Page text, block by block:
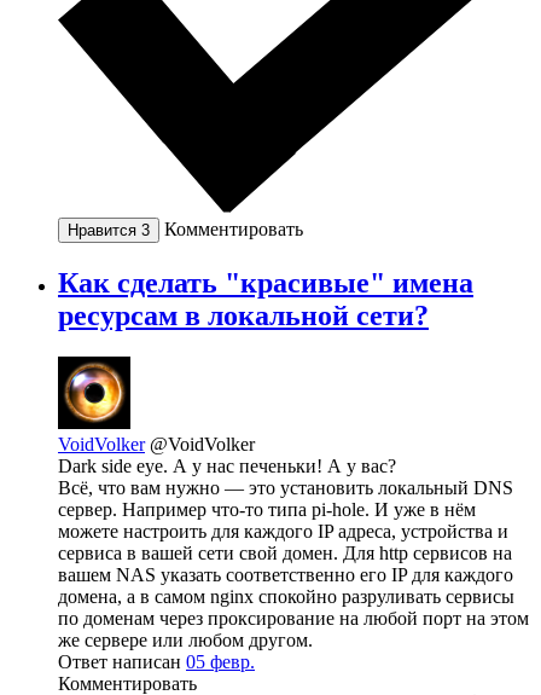
Нравится 3 Комментировать
Как сделать "красивые" имена
ресурсам в локальной сети?
VoidVolker @VoidVolker
Dark side eye. А у нас печеньки! А у вас?
Всё, что вам нужно — это установить локальный DNS
сервер. Например что-то типа pi-hole. И уже в нём
можете настроить для каждого IP адреса, устройства и
сервиса в вашей сети свой домен. Для http сервисов на
вашем NAS указать соответственно его IP для каждого
домена, а в самом nginx спокойно разруливать сервисы
по доменам через проксирование на любой порт на этом
же сервере или любом другом.
Ответ написан 05 февр.
Комментировать